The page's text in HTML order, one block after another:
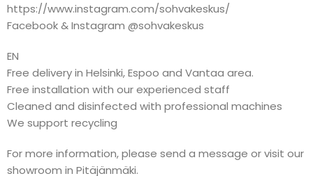
https://www.instagram.com/sohvakeskus/
Facebook & Instagram @sohvakeskus
EN
Free delivery in Helsinki, Espoo and Vantaa area.
Free installation with our experienced staff
Cleaned and disinfected with professional machines
We support recycling
For more information, please send a message or visit our
showroom in Pitäjänmäki.